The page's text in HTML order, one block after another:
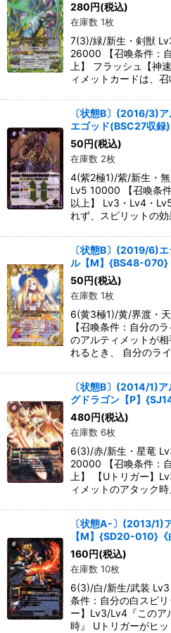
280 円(税込)
在庫数 1枚
7(3)/緑/新生・剣獣
26000 【召喚条件：
上】 フラッシュ【神
ィメットカードは、
〔状態B〕(2016/3)
エゴッド(BSC27収録
50 円(税込)
在庫数 2枚
4(紫2極1)/紫/新生・
Lv5 10000 【召喚条
以上】 Lv3・Lv4・
れず、スピリットの
〔状態B〕(2019/6)
ル【M】{BS48-070}
50 円(税込)
在庫数 1枚
6(黄3極1)/黄/界渡・
【召喚条件：自分の
のアルティメットが
れるとき、 自分のラ
〔状態B〕(2014/1)
グドラゴン【P】
480 円(税込)
在庫数 6枚
6(3)/赤/新生・星竜
20000 【召喚条件：
上】 【Uトリガー】
ィメットのアタック
〔状態A-〕(2013/1)
【M】{SD20-010}《
160 円(税込)
在庫数 10枚
6(3)/白/新生/武装
条件：自分の白スピ
ー】Lv3/Lv4『このア
時』 Uトリガーがヒ